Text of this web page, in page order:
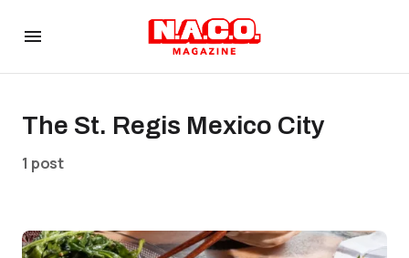
The St. Regis Mexico City
1 post